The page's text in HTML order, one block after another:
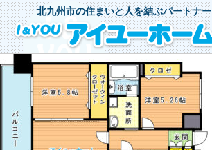
北九州市の住まいと人を結ぶパートナー